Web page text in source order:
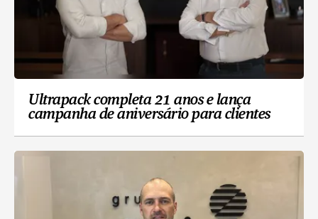
Ultrapack completa 21 anos e lança
campanha de aniversário para clientes